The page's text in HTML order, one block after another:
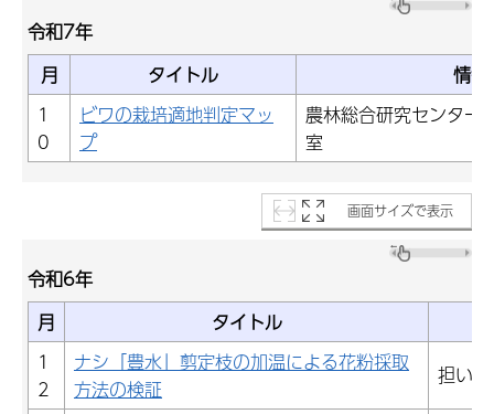
令和7年
月
タイトル
情報
1
0
ビワの栽培適地判定マッ
プ
農林総合研究センター
室
画面サイズで表示
令和6年
月
タイトル
1
2
ナシ「豊水」剪定枝の加温による花粉採取
方法の検証
担い